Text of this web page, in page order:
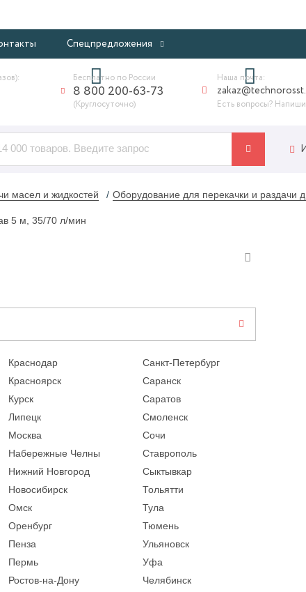
Спецпредложения
Бесплатно по России
8 800 200-63-73
(Круглосуточно)
Наша почта:
Есть вопросы?
масел и жидкостей Оборудование для перекачки и раздачи
5 м, 35/70 л/мин
Краснодар
Красноярск
Курск
Липецк
Москва
Набережные Челны
Нижний Новгород
Новосибирск
Омск
Оренбург
Пенза
Пермь
Ростов-на-Дону
Санкт-Петербург
Саранск
Саратов
Смоленск
Сочи
Ставрополь
Сыктывкар
Тольятти
Тула
Тюмень
Ульяновск
Уфа
Челябинск